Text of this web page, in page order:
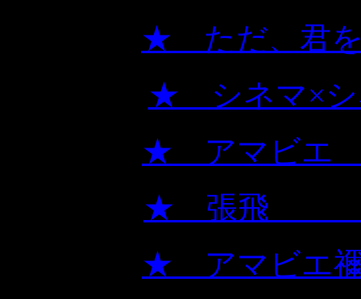
★ ただ、
★ シネ
★ ア
★
★ アマ